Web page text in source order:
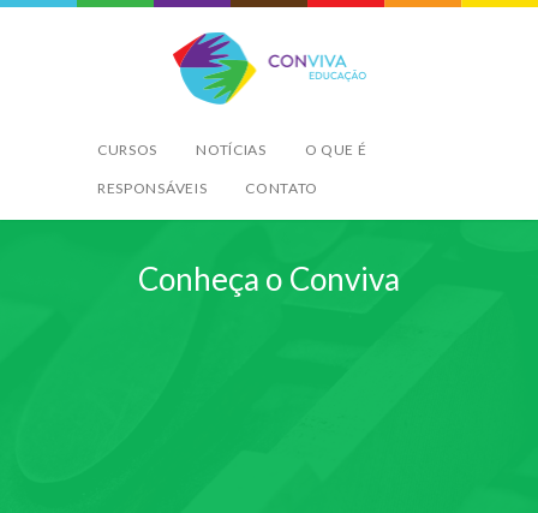
Conviva Educação
CURSOS NOTÍCIAS O QUE É
RESPONSÁVEIS CONTATO
Conheça o Conviva